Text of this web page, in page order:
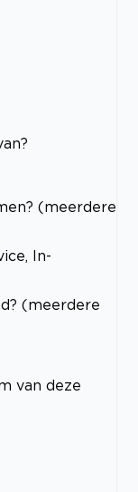
(meerdere
In-
(meerdere
van deze